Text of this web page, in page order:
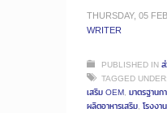
THURSDAY, 05
WRITER
PUBLISHED IN
TAGGED UNDER:
เสริม OEM, มาตรฐานก
ผลิตอาหารเสริม, โรงงา